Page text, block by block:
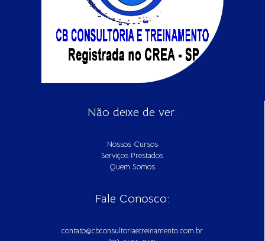
Não deixe de ver:
Nossos Cursos
Serviços Prestados
Quem Somos
Fale Conosco:
contato@cbconsultoriaetreinamento.com.br